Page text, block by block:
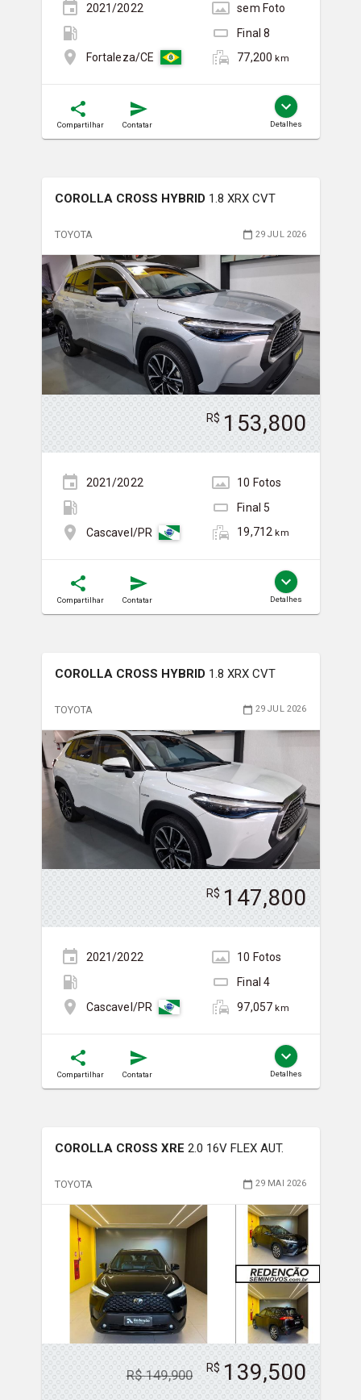
2021/2022 sem Foto
Final8
Fortaleza/CE
77,200 km
Compartilhar Contatar Detalhes
COROLLA CROSS HYBRID 1.8 XRX CVT
TOYOTA 29 JUL 2026
R$ 153,800
2021/2022 10 Fotos
Final 5
Cascavel/PR
19,712 km
Compartilhar Contatar Detalhes
COROLLA CROSS HYBRID 1.8 XRX CVT
TOYOTA 29 JUL 2026
R$ 147,800
2021/2022 10 Fotos
Final4
Cascavel/PR
97,057 km
Compartilhar Contatar Detalhes
COROLLA CROSS XRE 2.0 16V FLEX AUT.
TOYOTA 29 MAI 2026
R$149,900 R$ 139,500